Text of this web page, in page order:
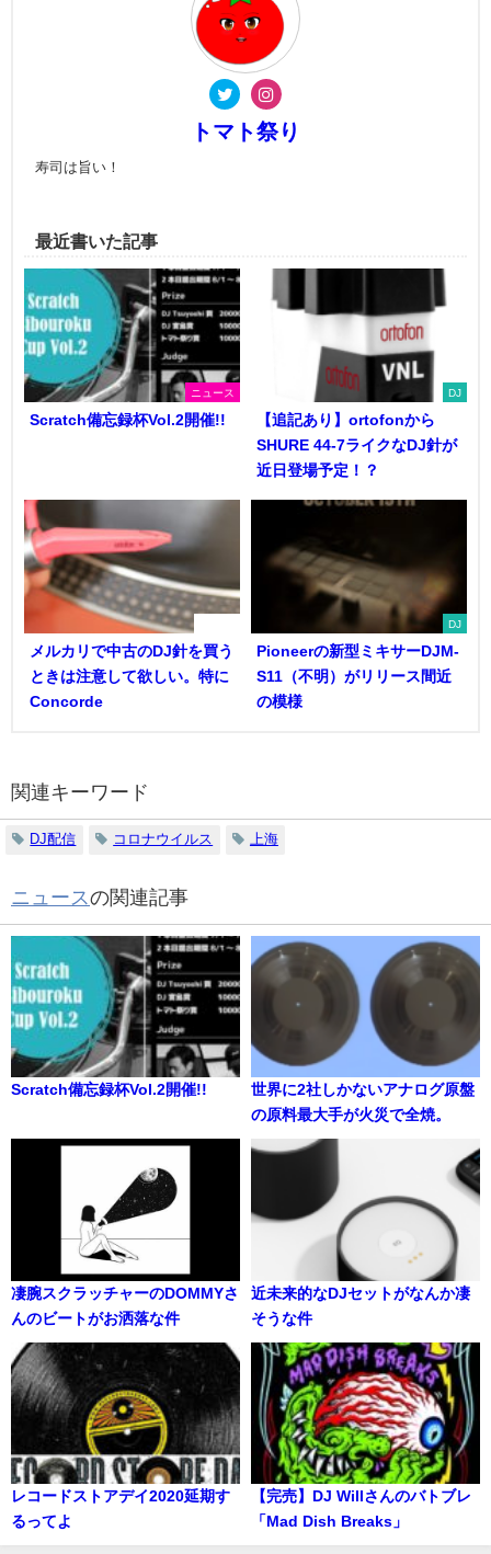
トマト祭り
寿司は旨い！
最近書いた記事
ニュース
Scratch備忘録杯Vol.2開催!!
DJ
【追記あり】ortofonから
SHURE 44-7ライクなDJ針が
近日登場予定！？
メルカリで中古のDJ針を買う
ときは注意して欲しい。特に
Concorde
DJ
Pioneerの新型ミキサーDJM-
S11（不明）がリリース間近
の模様
関連キーワード
DJ配信 コロナウイルス 上海
ニュースの関連記事
Scratch備忘録杯Vol.2開催!!
世界に2社しかないアナログ原盤
の原料最大手が火災で全焼。
凄腕スクラッチャーのDOMMYさ
んのビートがお洒落な件
近未来的なDJセットがなんか凄
そうな件
レコードストアデイ2020延期す
るってよ
【完売】DJ Willさんのバトブレ
「Mad Dish Breaks」